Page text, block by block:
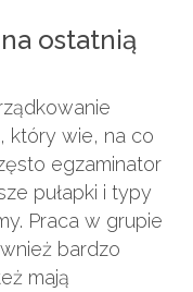
ostatnią
który wie, na co
egzaminator
pułapki i typy
Praca w grupie
bardzo
mają